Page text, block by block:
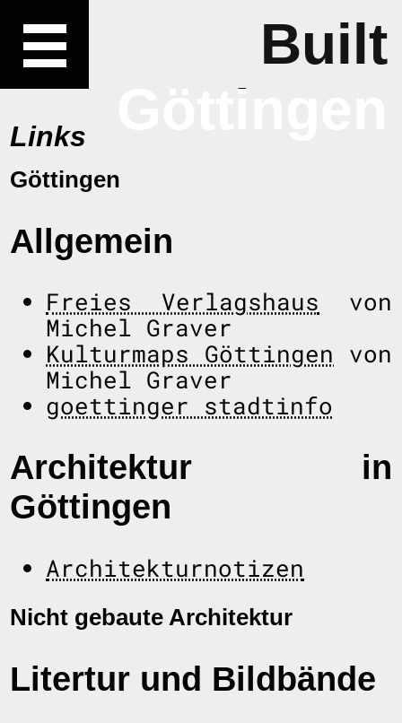
Built
Göttingen
Links
Göttingen
Allgemein
Freies Verlagshaus von
Michel Graver
Kulturmaps Göttingen von
Michel Graver
goettinger stadtinfo
Architektur in
Göttingen
Architekturnotizen
Nicht gebaute Architektur
Litertur und Bildbände